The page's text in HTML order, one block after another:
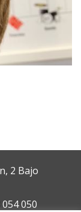
2 Bajo
050